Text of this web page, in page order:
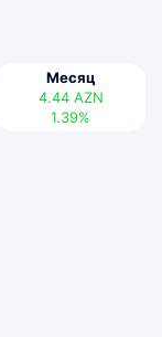
Месяц
4.44 AZN
1.39%